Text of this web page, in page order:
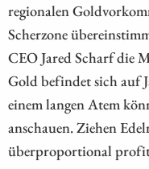
regionalen
Scherzone
CEO Jared Scharf die
Gold befindet sich auf
einem langen Atem
anschauen. Ziehen
überproportional